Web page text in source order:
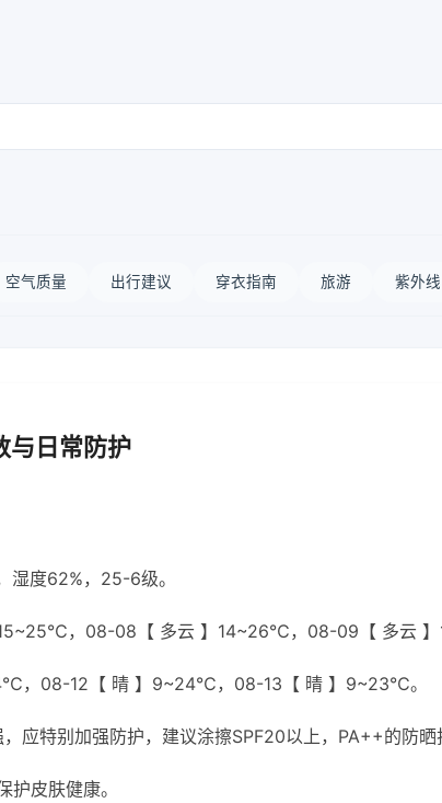
空气质量 出行建议 穿衣指南 旅游 紫外线
与日常防护
度62%，25-6级。
，08-08【 多云 】14~26℃，08-09【 多云
，08-12【 晴 】9~24℃，08-13【 晴 】9~23℃。
应特别加强防护，建议涂擦SPF20以上，PA++的防晒
护皮肤健康。